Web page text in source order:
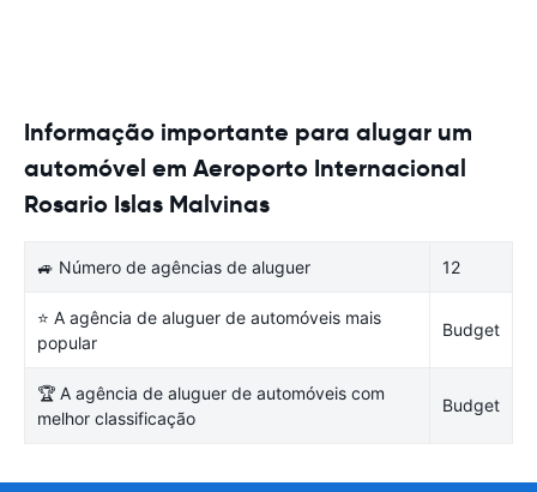
Informação importante para alugar um
automóvel em Aeroporto Internacional
Rosario Islas Malvinas
🚙 Número de agências de aluguer 12
⭐ A agência de aluguer de automóveis mais
popular
Budget
🏆 A agência de aluguer de automóveis com
melhor classificação
Budget